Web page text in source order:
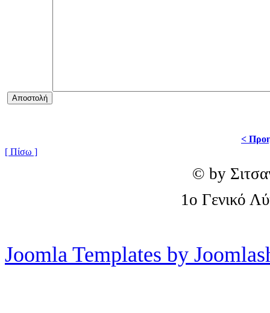
<
[ Πίσω ]
© by
1o Γενικό
Joomla Templates by